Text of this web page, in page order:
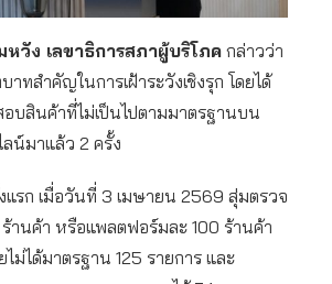
หวัง เลขาธิการสภาผู้บริโภค กล่าวว่า
ทสำคัญในการเฝ้าระวังเชิงรุก โดยได้
อบสินค้าที่ไม่เป็นไปตามมาตรฐานบน
น์มาแล้ว 2 ครั้ง
แรก เมื่อวันที่ 3 เมษายน 2569 สุ่มตรวจ
านค้า หรือแพลตฟอร์มละ 100 ร้านค้า
ม่ได้มาตรฐาน 125 รายการ และ